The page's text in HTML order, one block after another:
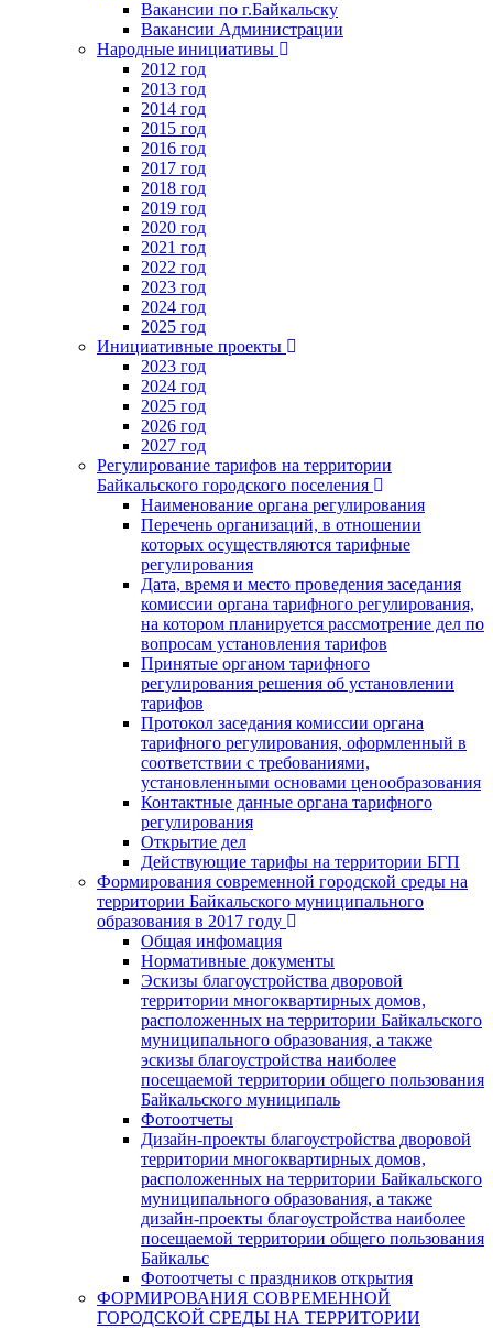
Вакансии по г.Байкальску
Вакансии Администрации
Народные инициативы
2012 год
2013 год
2014 год
2015 год
2016 год
2017 год
2018 год
2019 год
2020 год
2021 год
2022 год
2023 год
2024 год
2025 год
Инициативные проекты
2023 год
2024 год
2025 год
2026 год
2027 год
Регулирование тарифов на территории
Байкальского городского поселения
Наименование органа регулирования
Перечень организаций, в отношении
которых осуществляются тарифные
регулирования
Дата, время и место проведения заседания
комиссии органа тарифного регулирования,
на котором планируется рассмотрение дел по
вопросам установления тарифов
Принятые органом тарифного
регулирования решения об установлении
тарифов
Протокол заседания комиссии органа
тарифного регулирования, оформленный в
соответствии с требованиями,
установленными основами ценообразования
Контактные данные органа тарифного
регулирования
Открытие дел
Действующие тарифы на территории БГП
Формирования современной городской среды на
территории Байкальского муниципального
образования в 2017 году
Общая инфомация
Нормативные документы
Эскизы благоустройства дворовой
территории многоквартирных домов,
расположенных на территории Байкальского
муниципального образования, а также
эскизы благоустройства наиболее
посещаемой территории общего пользования
Байкальского муниципаль
Фотоотчеты
Дизайн-проекты благоустройства дворовой
территории многоквартирных домов,
расположенных на территории Байкальского
муниципального образования, а также
дизайн-проекты благоустройства наиболее
посещаемой территории общего пользования
Байкальс
Фотоотчеты с праздников открытия
ФОРМИРОВАНИЯ СОВРЕМЕННОЙ
ГОРОДСКОЙ СРЕДЫ НА ТЕРРИТОРИИ